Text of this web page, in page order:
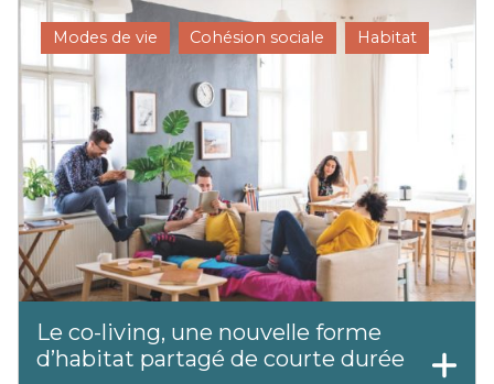
Modes de vie Cohésion sociale Habitat
Le co-living, une nouvelle forme
d’habitat partagé de courte durée